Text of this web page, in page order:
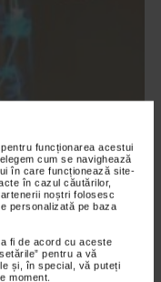
funcționarea acestui
cum se navighează
în care funcționează site-
în cazul căutărilor,
noștri folosesc
personalizată pe baza
fi de acord cu aceste
pentru a vă
și, în special, vă puteți
moment.
Cândea –